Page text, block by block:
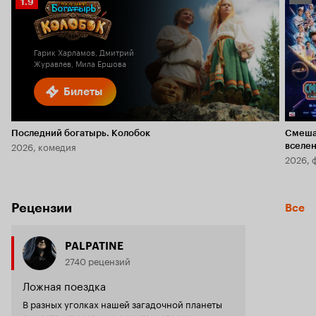
Билеты
Кинопоиска
Гарик Харламов, Дмитрий
Журавлев, Мила Ершова
Последний богатырь. Колобок
2026, комедия
5.8
2026,
Рецензии Все
PALPATINE
2740 рецензий
Ложная поездка
В разных уголках нашей загадочной планеты